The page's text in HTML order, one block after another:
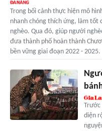
Trong bối cảnh thực hiện mô
nhanh chóng thích ứng, làm tốt
nghèo. Qua đó, giúp người
đưa thành phố hoàn thành
bền vững giai đoạn 2022 - 2025.
Trước
diện